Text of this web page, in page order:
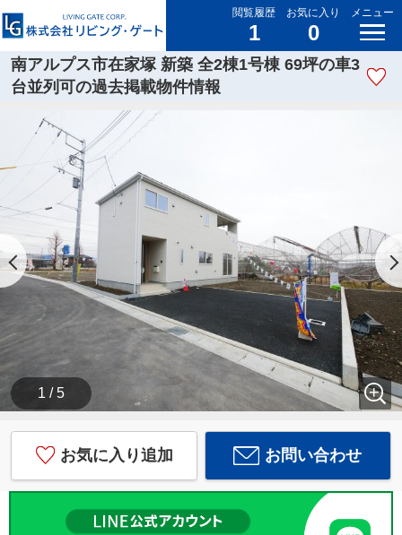
閲覧履歴
1
お気に入り
0
メニュー
南アルプス市在家塚 新築 全2棟1号棟 69坪の車3
台並列可の過去掲載物件情報
1 / 5
お気に入り追加 お問い合わせ